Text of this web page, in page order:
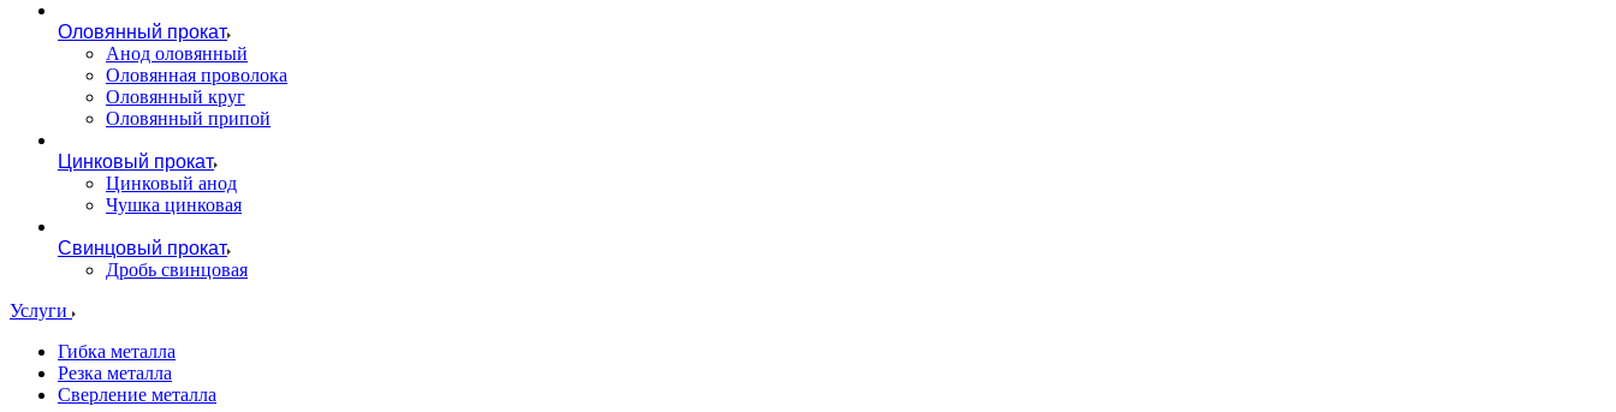
Оловянный прокат
Анод оловянный
Оловянная проволока
Оловянный круг
Оловянный припой
Цинковый прокат
Цинковый анод
Чушка цинковая
Свинцовый прокат
Дробь свинцовая
Услуги
Гибка металла
Резка металла
Сверление металла